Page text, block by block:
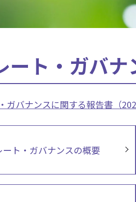
ート・ガバナ
ガバナンスに関する報告書（
ート・ガバナンスの概要